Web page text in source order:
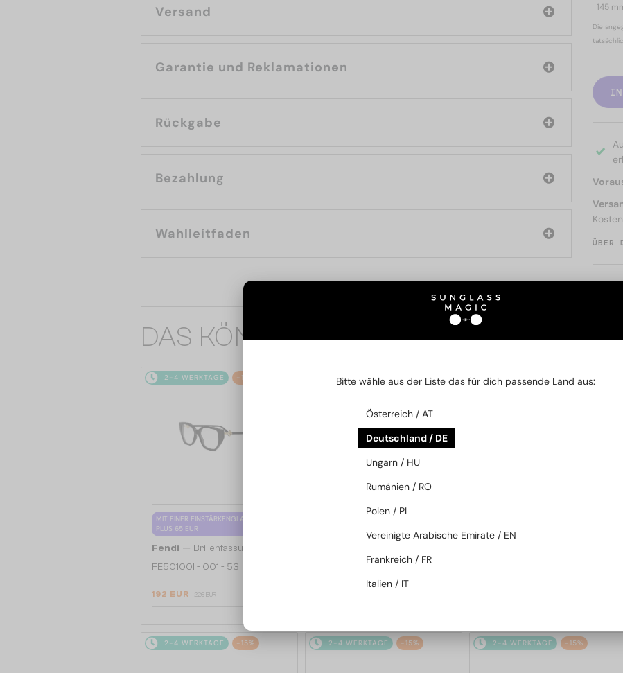
Versand
Garantie und Reklamationen
Rückgabe
Bezahlung
Wahlleitfaden
145
Die
IN
ÜBER
DAS KÖNNTE SIE AUCH
2-4 WERKTAGE -15%
MIT EINER EINSTÄRKENGLASLINSE
PLUS 65 EUR
Fendi — Brillenfassungen
FE50100I - 001 - 53
192 EUR 226 EUR
2-4 WERKTAGE -15%
MIT EINER EINSTÄRKENGLASLINSE
FE50110F - 030 - 54
2-4 WERKTAGE -15%
2-4 WERKTAGE -15% 2-4 WERKTAGE -15% 2-4 WERKTAGE -15%
Bitte wähle aus der Liste das für dich passende Land aus:
Österreich / AT
Deutschland / DE
Ungarn / HU
Rumänien / RO
Polen / PL
Vereinigte Arabische Emirate / EN
Frankreich / FR
Italien / IT